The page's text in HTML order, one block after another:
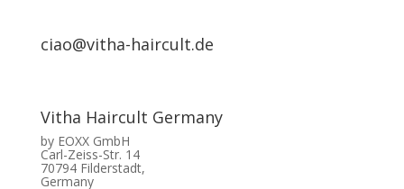
ciao@vitha-haircult.de
Vitha Haircult Germany
by EOXX GmbH
Carl-Zeiss-Str. 14
70794 Filderstadt,
Germany